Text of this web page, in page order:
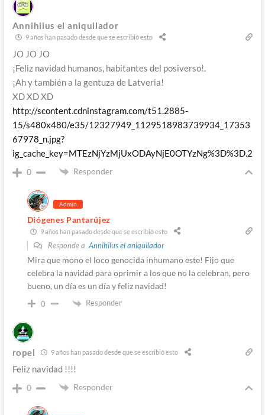
Annihilus el aniquilador
9 años han pasado desde que se escribió esto
JO JO JO
¡Feliz navidad humanos, habitantes del posiverso!.
¡Ah y también a la gentuza de Latveria!
XD XD XD
http://scontent.cdninstagram.com/t51.2885-
15/s480x480/e35/12327949_1129518983739934_17353
67978_n.jpg?
ig_cache_key=MTEzNjYzMjUxODAyNjE0OTYzNg%3D%3D.2
0 Responder
Admin
Diógenes Pantarújez
9 años han pasado desde que se escribió esto
Responde aAnnihilus el aniquilador
Mira que mono el loco genocida inhumano este! Fijo que
celebra la navidad para oprimir a los que no la celebran, pero
bueno, un día es un día y feliz navidad!
0 Responder
ropel 9 años han pasado desde que se escribió esto
Feliz navidad !!!!
0 Responder